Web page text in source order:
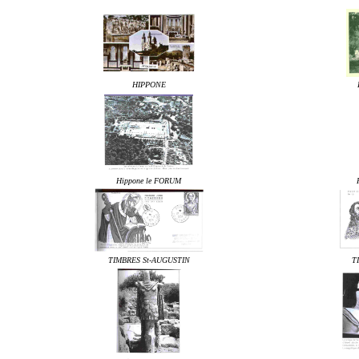
HIPPONE
Hippone le FORUM
TIMBRES St-AUGUSTIN